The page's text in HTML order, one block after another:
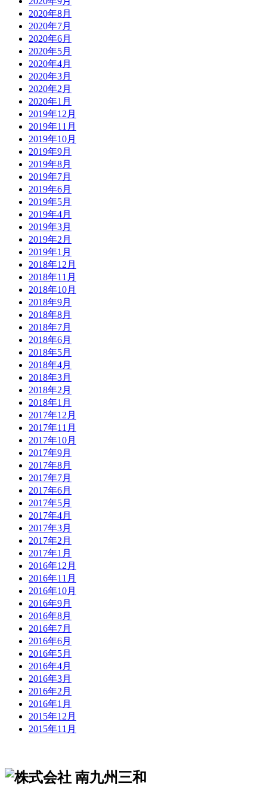
2020年8月
2020年7月
2020年6月
2020年5月
2020年4月
2020年3月
2020年2月
2020年1月
2019年12月
2019年11月
2019年10月
2019年9月
2019年8月
2019年7月
2019年6月
2019年5月
2019年4月
2019年3月
2019年2月
2019年1月
2018年12月
2018年11月
2018年10月
2018年9月
2018年8月
2018年7月
2018年6月
2018年5月
2018年4月
2018年3月
2018年2月
2018年1月
2017年12月
2017年11月
2017年10月
2017年9月
2017年8月
2017年7月
2017年6月
2017年5月
2017年4月
2017年3月
2017年2月
2017年1月
2016年12月
2016年11月
2016年10月
2016年9月
2016年8月
2016年7月
2016年6月
2016年5月
2016年4月
2016年3月
2016年2月
2016年1月
2015年12月
2015年11月